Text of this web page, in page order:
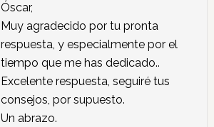
Óscar,
Muy agradecido por tu pronta
respuesta, y especialmente por el
tiempo que me has dedicado..
Excelente respuesta, seguiré tus
consejos, por supuesto.
Un abrazo.